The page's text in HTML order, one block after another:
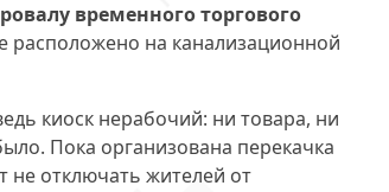
временного торгового
расположено на канализационной
киоск нерабочий: ни товара, ни
Пока организована перекачка
не отключать жителей от